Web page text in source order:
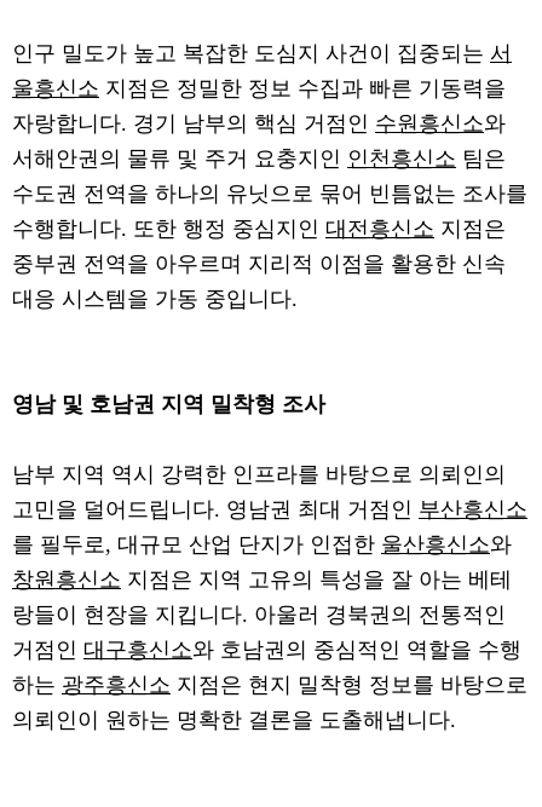
인구 밀도가 높고 복잡한 도심지 사건이 집중되는 서
울흥신소 지점은 정밀한 정보 수집과 빠른 기동력을
자랑합니다. 경기 남부의 핵심 거점인 수원흥신소와
서해안권의 물류 및 주거 요충지인 인천흥신소 팀은
수도권 전역을 하나의 유닛으로 묶어 빈틈없는 조사를
수행합니다. 또한 행정 중심지인 대전흥신소 지점은
중부권 전역을 아우르며 지리적 이점을 활용한 신속
대응 시스템을 가동 중입니다.
영남 및 호남권 지역 밀착형 조사
남부 지역 역시 강력한 인프라를 바탕으로 의뢰인의
고민을 덜어드립니다. 영남권 최대 거점인 부산흥신소
를 필두로, 대규모 산업 단지가 인접한 울산흥신소와
창원흥신소 지점은 지역 고유의 특성을 잘 아는 베테
랑들이 현장을 지킵니다. 아울러 경북권의 전통적인
거점인 대구흥신소와 호남권의 중심적인 역할을 수행
하는 광주흥신소 지점은 현지 밀착형 정보를 바탕으로
의뢰인이 원하는 명확한 결론을 도출해냅니다.